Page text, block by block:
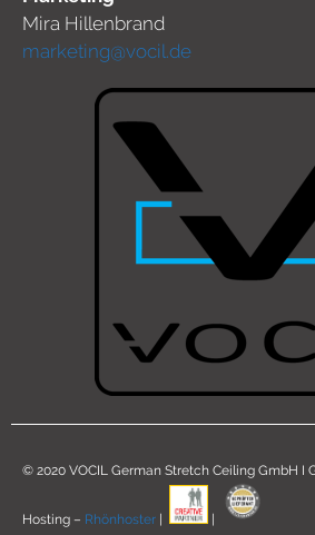
Mira Hillenbrand
marketing@vocil.de
© 2020 VOCIL German Stretch Ceiling GmbH I
Hosting – Rhönhoster